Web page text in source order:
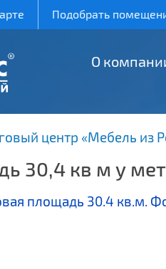
Подобрать
О
центр «Мебель из
30,4 кв м у